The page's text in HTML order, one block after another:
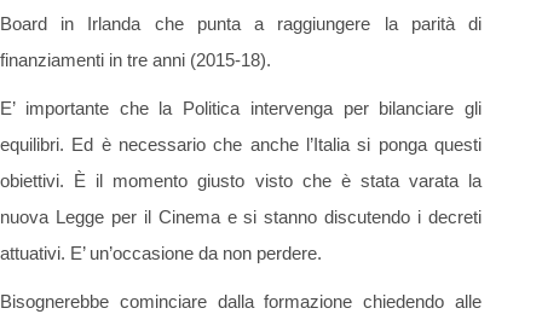
Board in Irlanda che punta a raggiungere la parità di
finanziamenti in tre anni (2015-18).
E’ importante che la Politica intervenga per bilanciare gli
equilibri. Ed è necessario che anche l’Italia si ponga questi
obiettivi. È il momento giusto visto che è stata varata la
nuova Legge per il Cinema e si stanno discutendo i decreti
attuativi. E’ un’occasione da non perdere.
Bisognerebbe cominciare dalla formazione chiedendo alle